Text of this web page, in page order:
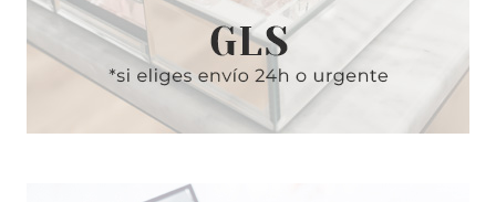
CLARINS SELF TANNING MILKY